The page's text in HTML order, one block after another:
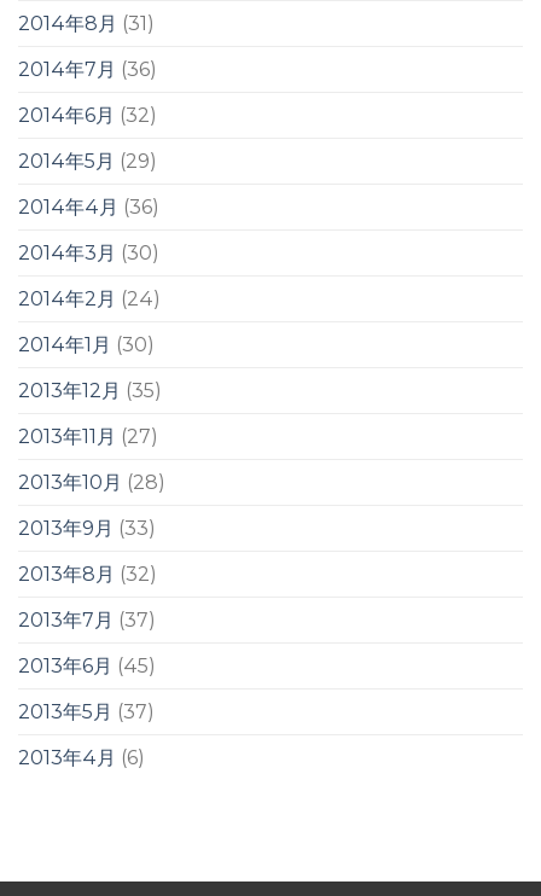
2014年8月 (31)
2014年7月 (36)
2014年6月 (32)
2014年5月 (29)
2014年4月 (36)
2014年3月 (30)
2014年2月 (24)
2014年1月 (30)
2013年12月 (35)
2013年11月 (27)
2013年10月 (28)
2013年9月 (33)
2013年8月 (32)
2013年7月 (37)
2013年6月 (45)
2013年5月 (37)
2013年4月 (6)